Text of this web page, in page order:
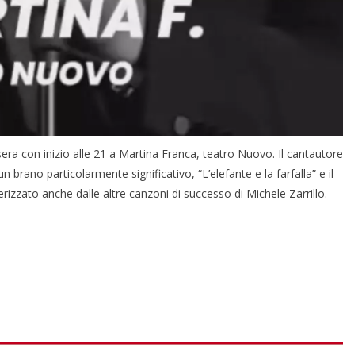
con inizio alle 21 a Martina Franca, teatro Nuovo. Il cantautore
brano particolarmente significativo, “L’elefante e la farfalla” e il
anche dalle altre canzoni di successo di Michele Zarrillo.